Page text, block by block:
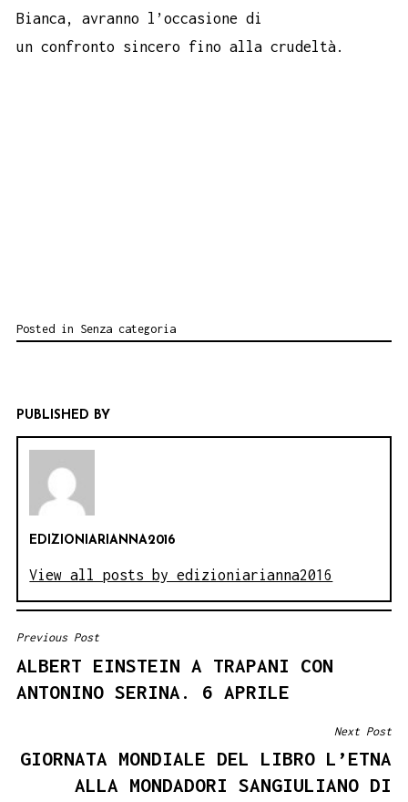
Bianca, avranno l’occasione di
un confronto sincero fino alla crudeltà.
Posted in Senza categoria
PUBLISHED BY
EDIZIONIARIANNA2016
View all posts by edizioniarianna2016
NAVIGAZIONE
ARTICOLI
Previous Post
ALBERT EINSTEIN A TRAPANI CON
ANTONINO SERINA. 6 APRILE
Next Post
GIORNATA MONDIALE DEL LIBRO L’ETNA
ALLA MONDADORI SANGIULIANO DI